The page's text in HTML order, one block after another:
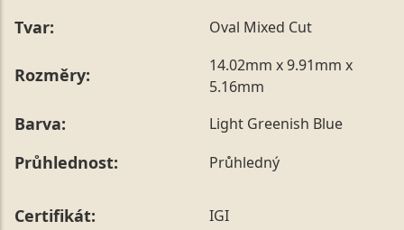
Tvar: Oval Mixed Cut
Rozměry:
14.02mm x 9.91mm x
5.16mm
Barva: Light Greenish Blue
Průhlednost: Průhledný
Certifikát: IGI